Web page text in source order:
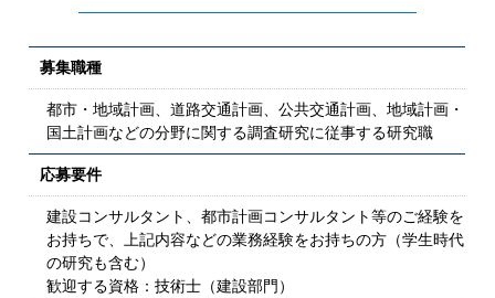
募集職種
都市・地域計画、道路交通計画、公共交通計画、地域計画・
国土計画などの分野に関する調査研究に従事する研究職
応募要件
建設コンサルタント、都市計画コンサルタント等のご経験を
お持ちで、上記内容などの業務経験をお持ちの方（学生時代
の研究も含む）
歓迎する資格：技術士（建設部門）